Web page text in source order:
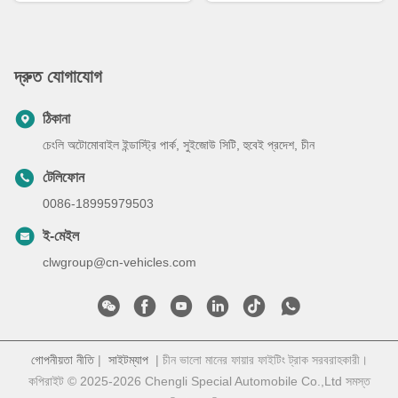
দ্রুত যোগাযোগ
ঠিকানা
চেংলি অটোমোবাইল ইন্ডাস্ট্রি পার্ক, সুইজোউ সিটি, হুবেই প্রদেশ, চীন
টেলিফোন
0086-18995979503
ই-মেইল
clwgroup@cn-vehicles.com
গোপনীয়তা নীতি| সাইটম্যাপ| চীন ভালো মানের ফায়ার ফাইটিং ট্রাক সরবরাহকারী।
কপিরাইট © 2025-2026 Chengli Special Automobile Co.,Ltd সমস্ত